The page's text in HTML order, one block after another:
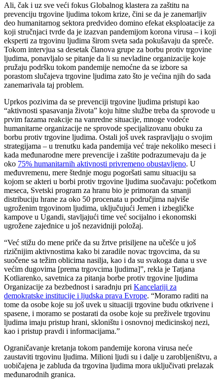
Ali, čak i uz sve veći fokus Globalnog klastera za zaštitu na
prevenciju trgovine ljudima tokom krize, čini se da je zanemarljiv
deo humanitarnog sektora predvideo domino efekat eksploatacije za
koji stručnjaci tvrde da je izazvan pandemijom korona virusa – i koji
eksperti za trgovinu ljudima širom sveta sada pokušavaju da spreče.
Tokom intervjua sa desetak članova grupe za borbu protiv trgovine
ljudima, ponavljalo se pitanje da li su nevladine organizacije koje
pružaju podršku tokom pandemije nemoćne da se izbore sa
porastom slučajeva trgovine ljudima zato što je većina njih do sada
zanemarivala taj problem.
Uprkos pozivima da se prevenciji trgovine ljudima pristupi kao
“aktivnosti spasavanja života” koju hitne službe treba da sprovode u
prvim fazama reakcije na vanredne situacije, mnoge vodeće
humanitarne organizacije ne sprovode specijalizovanu obuku za
borbu protiv trgovine ljudima. Ostali još uvek raspravljaju o svojim
strategijama – u trenutku kada pandemija već traje nekoliko meseci i
kada međunarodne mere prevencije i zaštite podrazumevaju da je
oko 75% humanitarnih aktivnosti privremeno obustavljeno. U
međuvremenu, mere štednje mogu pogoršati samu situaciju sa
kojom se akteri u borbi protiv trgovine ljudima suočavaju: početkom
meseca, Svetski program za hranu bio je primoran da smanji
distribuciju hrane za oko 50 procenata u područjima najviše
ugroženim trgovinom ljudima, uključujući Jemen i izbegličke
kampove u Ugandi, stavljajući time već socijalno i ekonomski
ugrožene zajednice u još nezavidniji položaj.
“Već stižu do mene priče da su žrtve prisiljene na učešće u još
rizičnijim aktivnostima kako bi zaradile novac trgovcima, da su
suočene sa težim oblicima nasilja, kao i da su svakoga dana u sve
većim dugovima [prema trgovcima ljudima]”, rekla je Tatjana
Kotliarenko, savetnica za pitanja borbe protiv trgovine ljudima
Organizacije za bezbednost i saradnju pri Kancelariji za
demokratske institucije i ljudska prava Evrope. “Moramo raditi na
tome da osobe koje su još uvek u situaciji trgovine budu otkrivene i
spasene, i moramo se postarati da osobe koje su preživele trgovinu
ljudima imaju pristup hrani, skloništu i osnovnoj medicinskoj nezi,
kao i pristup pravdi i informacijama.”
Ograničavanje kretanja tokom pandemije korona virusa neće
zaustaviti trgovinu ljudima. Milioni ljudi su i dalje u zarobljeništvu, a
uobičajena je zabluda da trgovina ljudima mora uključivati prelazak
međunarodnih granica.